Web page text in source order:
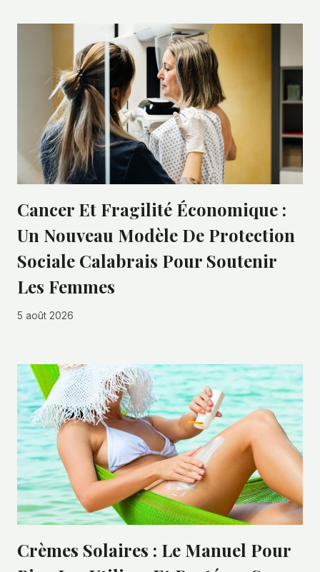
Cancer Et Fragilité Économique :
Un Nouveau Modèle De Protection
Sociale Calabrais Pour Soutenir
Les Femmes
5 août 2026
Crèmes Solaires : Le Manuel Pour